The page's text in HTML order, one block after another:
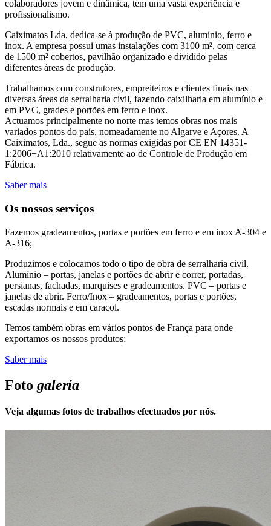
colaboradores jovem e dinâmica, tem uma vasta experiência e
profissionalismo.
Caiximatos Lda, dedica-se à produção de PVC, alumínio, ferro e
inox. A empresa possui umas instalações com 3100 m², com cerca
de 1500 m² cobertos, pavilhão organizado e dividido pelas
diferentes áreas de produção.
Trabalhamos com construtores, empreiteiros e clientes finais nas
diversas áreas da serralharia civil, fazendo caixilharia em alumínio e
em PVC, grades e portões em ferro e inox.
Actuamos principalmente no norte mas temos obras nos mais
variados pontos do país, nomeadamente no Algarve e Açores. A
Caiximatos, Lda., segue as normas exigidas por CE EN 14351-
1:2006+A1:2010 relativamente ao de Controle de Produção em
Fábrica.
Saber mais
Os nossos serviços
Fazemos gradeamentos, portas e portões em ferro e em inox A-304 e
A-316;
Produzimos e colocamos todo o tipo de obra de serralharia civil.
Alumínio – portas, janelas e portões de abrir e correr, portadas,
persianas, fachadas, marquises e gradeamentos. PVC – portas e
janelas de abrir. Ferro/Inox – gradeamentos, portas e portões,
escadas normais e em caracol.
Temos também obras em vários pontos de França para onde
exportamos os nossos produtos;
Saber mais
Foto galeria
Veja algumas fotos de trabalhos efectuados por nós.